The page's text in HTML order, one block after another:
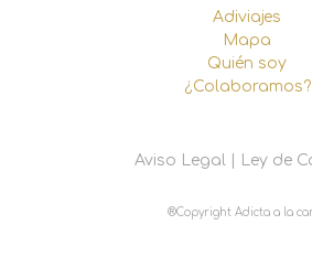
Adiviajes
Mapa
Quién soy
¿Colaboramos?
Aviso Legal Ley de
®Copyright Adicta a la